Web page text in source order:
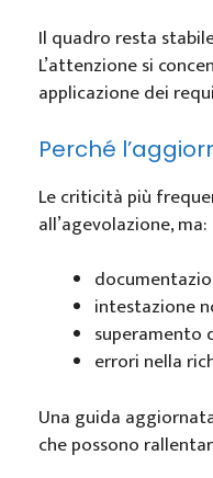
Il quadro resta
L’attenzione si
applicazione dei
Perché
Le criticità più
all’agevolazione, ma:
intestazione
superamento
errori nella
Una guida
che possono